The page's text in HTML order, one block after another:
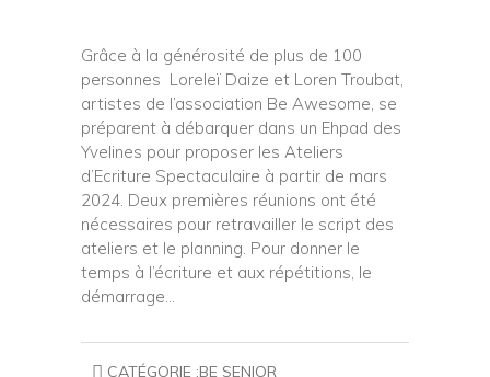
Grâce à la générosité de plus de 100
personnes Loreleï Daize et Loren Troubat,
artistes de l’association Be Awesome, se
préparent à débarquer dans un Ehpad des
Yvelines pour proposer les Ateliers
d’Ecriture Spectaculaire à partir de mars
2024. Deux premières réunions ont été
nécessaires pour retravailler le script des
ateliers et le planning. Pour donner le
temps à l’écriture et aux répétitions, le
démarrage…
CATÉGORIE :BE SENIOR